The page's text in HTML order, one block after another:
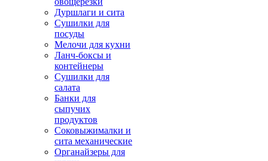
Дуршлаги и сита
Сушилки для
посуды
Мелочи для кухни
Ланч-боксы и
контейнеры
Сушилки для
салата
Банки для
сыпучих
продуктов
Соковыжималки и
сита механические
Органайзеры для